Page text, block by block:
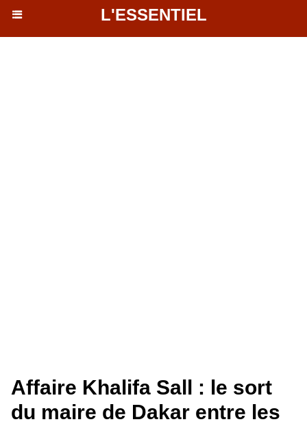
L'ESSENTIEL
Affaire Khalifa Sall : le sort
du maire de Dakar entre les